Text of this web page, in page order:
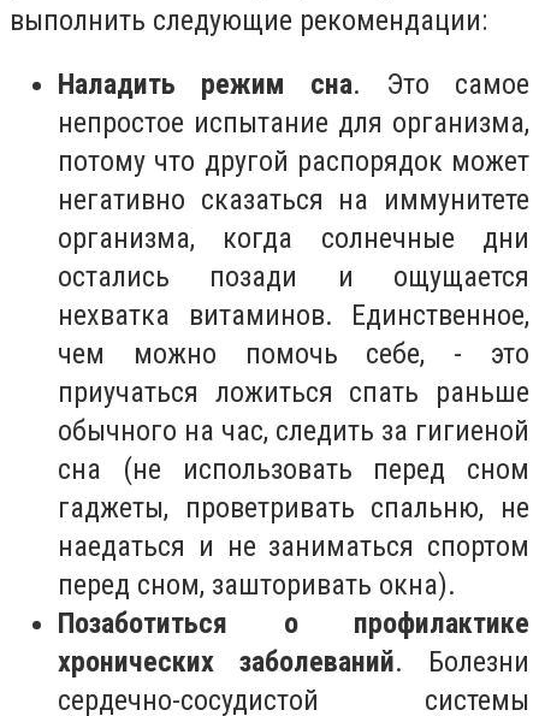
выполнить следующие рекомендации:
Наладить режим сна. Это самое
непростое испытание для организма,
потому что другой распорядок может
негативно сказаться на иммунитете
организма, когда солнечные дни
остались позади и ощущается
нехватка витаминов. Единственное,
чем можно помочь себе, - это
приучаться ложиться спать раньше
обычного на час, следить за гигиеной
сна (не использовать перед сном
гаджеты, проветривать спальню, не
наедаться и не заниматься спортом
перед сном, зашторивать окна).
Позаботиться о профилактике
хронических заболеваний. Болезни
сердечно-сосудистой системы